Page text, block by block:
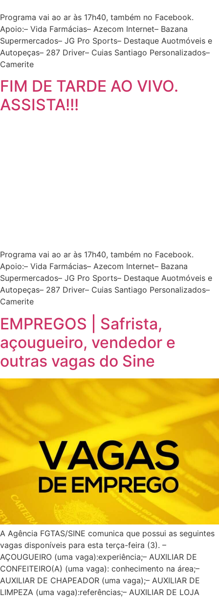
Programa vai ao ar às 17h40, também no Facebook.
Apoio:– Vida Farmácias– Azecom Internet– Bazana
Supermercados– JG Pro Sports– Destaque Auotmóveis e
Autopeças– 287 Driver– Cuias Santiago Personalizados–
Camerite
FIM DE TARDE AO VIVO.
ASSISTA!!!
Programa vai ao ar às 17h40, também no Facebook.
Apoio:– Vida Farmácias– Azecom Internet– Bazana
Supermercados– JG Pro Sports– Destaque Auotmóveis e
Autopeças– 287 Driver– Cuias Santiago Personalizados–
Camerite
EMPREGOS | Safrista,
açougueiro, vendedor e
outras vagas do Sine
A Agência FGTAS/SINE comunica que possui as seguintes
vagas disponíveis para esta terça-feira (3). –
AÇOUGUEIRO (uma vaga):experiência;– AUXILIAR DE
CONFEITEIRO(A) (uma vaga): conhecimento na área;–
AUXILIAR DE CHAPEADOR (uma vaga);– AUXILIAR DE
LIMPEZA (uma vaga):referências;– AUXILIAR DE LOJA